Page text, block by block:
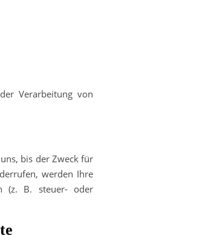
Verarbeitung von
bis der Zweck für
werden Ihre
(z. B. steuer- oder